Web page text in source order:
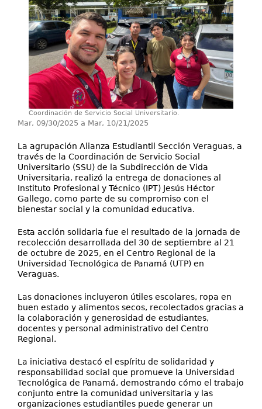
Servicios
Contáctenos
Coordinación de Servicio Social Universitario.
Mar, 09/30/2025 a Mar, 10/21/2025
La agrupación Alianza Estudiantil Sección Veraguas, a
través de la Coordinación de Servicio Social
Universitario (SSU) de la Subdirección de Vida
Universitaria, realizó la entrega de donaciones al
Instituto Profesional y Técnico (IPT) Jesús Héctor
Gallego, como parte de su compromiso con el
bienestar social y la comunidad educativa.
Esta acción solidaria fue el resultado de la jornada de
recolección desarrollada del 30 de septiembre al 21
de octubre de 2025, en el Centro Regional de la
Universidad Tecnológica de Panamá (UTP) en
Veraguas.
Las donaciones incluyeron útiles escolares, ropa en
buen estado y alimentos secos, recolectados gracias a
la colaboración y generosidad de estudiantes,
docentes y personal administrativo del Centro
Regional.
La iniciativa destacó el espíritu de solidaridad y
responsabilidad social que promueve la Universidad
Tecnológica de Panamá, demostrando cómo el trabajo
conjunto entre la comunidad universitaria y las
organizaciones estudiantiles puede generar un